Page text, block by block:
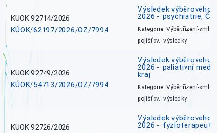
KUOK 92714/2026
KÚOK/62197/2026/OZ/7994
Výsledek výběrového
2026 - psychiatrie,
Kategorie: Výběr.řízení-
pojišťov.- výsledky
KUOK 92749/2026
KÚOK/54713/2026/OZ/7994
Výsledek výběrového
2026 - paliativní
kraj
Kategorie: Výběr.řízení-
pojišťov.- výsledky
KUOK 92726/2026
Výsledek výběrového
2026 - fyzioterapeut,